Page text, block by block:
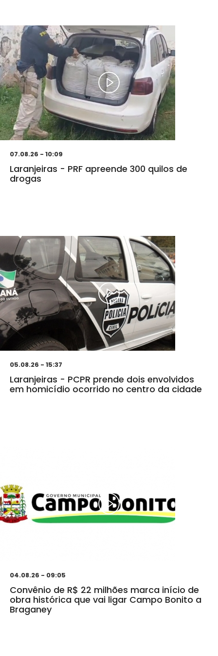
07.08.26 - 10:09
Laranjeiras - PRF apreende 300 quilos de
drogas
05.08.26 - 15:37
Laranjeiras - PCPR prende dois envolvidos
em homicídio ocorrido no centro da cidade
04.08.26 - 09:05
Convênio de R$ 22 milhões marca início de
obra histórica que vai ligar Campo Bonito a
Braganey